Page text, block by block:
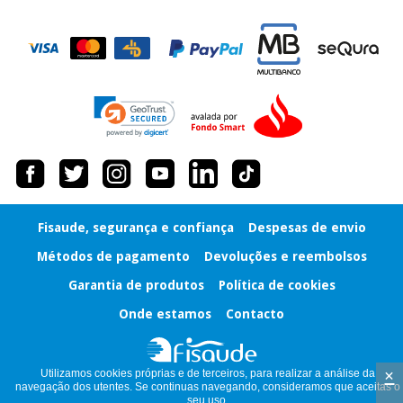
Instrumental
Fisaude, segurança e confiança
Despesas de envio
Métodos de pagamento
Devoluções e reembolsos
Garantia de produtos
Política de cookies
Onde estamos
Contacto
Utilizamos cookies próprias e de terceiros, para realizar a análise da
navegação dos utentes. Se continuas navegando, consideramos que aceitas o
seu uso.
×